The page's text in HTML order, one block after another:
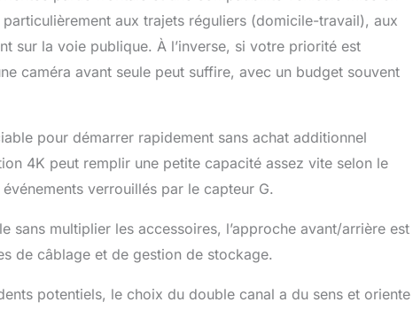
aux trajets réguliers (domicile-travail), aux
sur la voie publique. À l’inverse, si votre priorité est
caméra avant seule peut suffire, avec un budget souvent
pour démarrer rapidement sans achat additionnel
4K peut remplir une petite capacité assez vite selon le
verrouillés par le capteur G.
multiplier les accessoires, l’approche avant/arrière est
de câblage et de gestion de stockage.
potentiels, le choix du double canal a du sens et oriente